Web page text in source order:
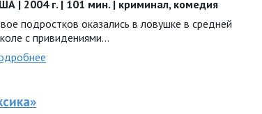
| 2004 г. | 101 мин. | криминал, комедия
подростков оказались в ловушке в средней
с привидениями…